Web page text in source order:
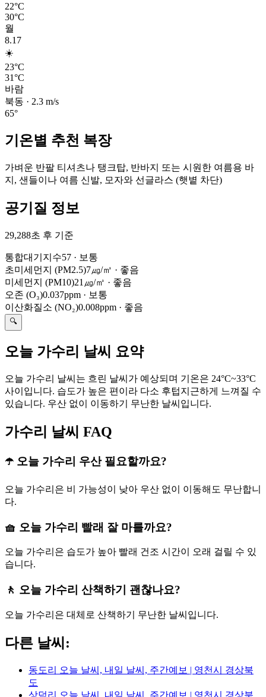
22°C
30°C
월
8.17
☀️
23°C
31°C
바람
북동 · 2.3 m/s
65°
기온별 추천 복장
가벼운 반팔 티셔츠나 탱크탑, 반바지 또는 시원한 여름용 바
지, 샌들이나 여름 신발, 모자와 선글라스 (햇볕 차단)
공기질 정보
29,288초 후 기준
통합대기지수57 · 보통
초미세먼지 (PM2.5)7㎍/㎥ · 좋음
미세먼지 (PM10)21㎍/㎥ · 좋음
오존 (O₃)0.037ppm · 보통
이산화질소 (NO₂)0.008ppm · 좋음
🔍
오늘 가수리 날씨 요약
오늘 가수리 날씨는 흐린 날씨가 예상되며 기온은 24°C~33°C
사이입니다. 습도가 높은 편이라 다소 후텁지근하게 느껴질 수
있습니다. 우산 없이 이동하기 무난한 날씨입니다.
가수리 날씨 FAQ
☂️ 오늘 가수리 우산 필요할까요?
오늘 가수리은 비 가능성이 낮아 우산 없이 이동해도 무난합니
다.
🧺 오늘 가수리 빨래 잘 마를까요?
오늘 가수리은 습도가 높아 빨래 건조 시간이 오래 걸릴 수 있
습니다.
🚶 오늘 가수리 산책하기 괜찮나요?
오늘 가수리은 대체로 산책하기 무난한 날씨입니다.
다른 날씨:
동도리 오늘 날씨, 내일 날씨, 주간예보 | 영천시 경상북
도
상덕리 오늘 날씨, 내일 날씨, 주간예보 | 영천시 경상북